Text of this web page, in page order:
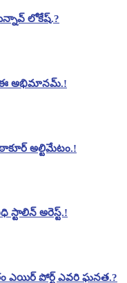
లోకేష్.?
ఈ అభిమానమ్.!
అల్టిమేటం.!
అరెస్ట్.!
ఎయిర్ పోర్ట్ ఎవరి ఘనత.?